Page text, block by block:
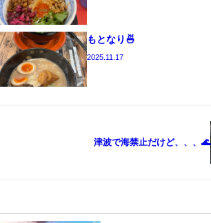
もとなり🍜
2025.11.17
津波で海禁止だけど、、、🌊